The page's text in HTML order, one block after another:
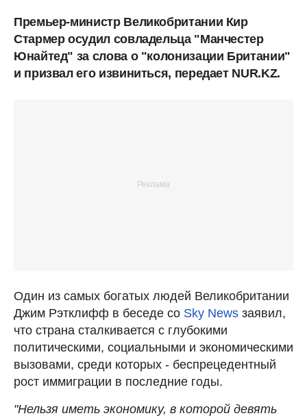
Премьер-министр Великобритании Кир
Стармер осудил совладельца "Манчестер
Юнайтед" за слова о "колонизации Британии"
и призвал его извиниться, передает NUR.KZ.
Один из самых богатых людей Великобритании
Джим Рэтклифф в беседе со Sky News заявил,
что страна сталкивается с глубокими
политическими, социальными и экономическими
вызовами, среди которых - беспрецедентный
рост иммиграции в последние годы.
"Нельзя иметь экономику, в которой девять